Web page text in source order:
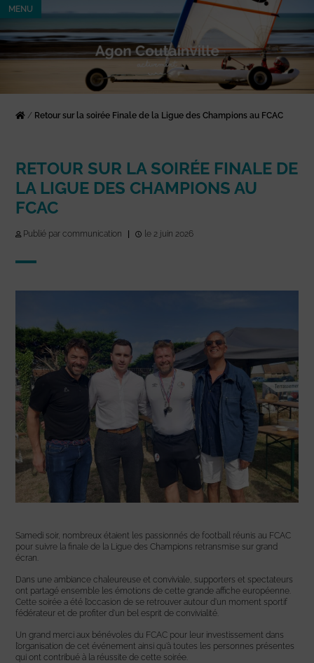
MENU
/ Retour sur la soirée Finale de la Ligue des Champions au FCAC
RETOUR SUR LA SOIRÉE FINALE DE
LA LIGUE DES CHAMPIONS AU
FCAC
Publié par communication le 2 juin 2026
Samedi soir, nombreux étaient les passionnés de football réunis au FCAC
pour suivre la finale de la Ligue des Champions retransmise sur grand
écran.
Dans une ambiance chaleureuse et conviviale, supporters et spectateurs
ont partagé ensemble les émotions de cette grande affiche européenne.
Cette soirée a été l’occasion de se retrouver autour d’un moment sportif
fédérateur et de profiter d’un bel esprit de convivialité.
Un grand merci aux bénévoles du FCAC pour leur investissement dans
l’organisation de cet événement ainsi qu’à toutes les personnes présentes
qui ont contribué à la réussite de cette soirée.